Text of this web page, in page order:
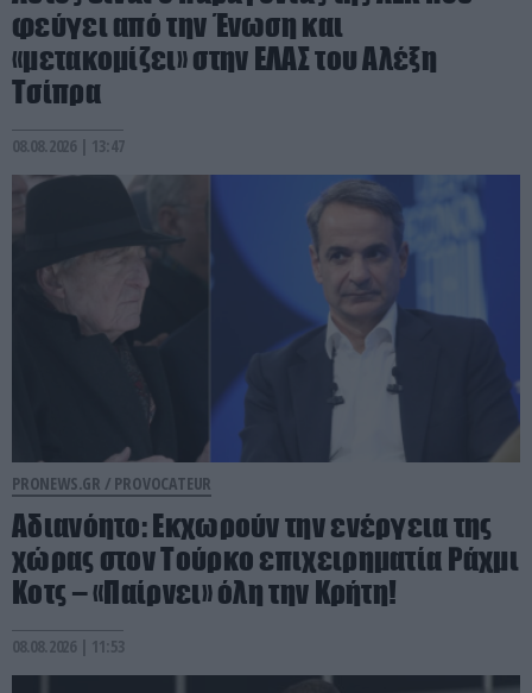
φεύγει από την Ένωση και
«μετακομίζει» στην ΕΛΑΣ του Αλέξη
Τσίπρα
08.08.2026 | 13:47
PRONEWS.GR / PROVOCATEUR
Αδιανόητο: Εκχωρούν την ενέργεια της
χώρας στον Τούρκο επιχειρηματία Ράχμι
Κοτς – «Παίρνει» όλη την Κρήτη!
08.08.2026 | 11:53